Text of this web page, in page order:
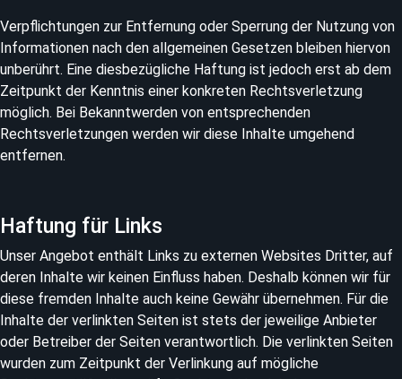
Verpflichtungen zur Entfernung oder Sperrung der Nutzung von
Informationen nach den allgemeinen Gesetzen bleiben hiervon
unberührt. Eine diesbezügliche Haftung ist jedoch erst ab dem
Zeitpunkt der Kenntnis einer konkreten Rechtsverletzung
möglich. Bei Bekanntwerden von entsprechenden
Rechtsverletzungen werden wir diese Inhalte umgehend
entfernen.
Haftung für Links
Unser Angebot enthält Links zu externen Websites Dritter, auf
deren Inhalte wir keinen Einfluss haben. Deshalb können wir für
diese fremden Inhalte auch keine Gewähr übernehmen. Für die
Inhalte der verlinkten Seiten ist stets der jeweilige Anbieter
oder Betreiber der Seiten verantwortlich. Die verlinkten Seiten
wurden zum Zeitpunkt der Verlinkung auf mögliche